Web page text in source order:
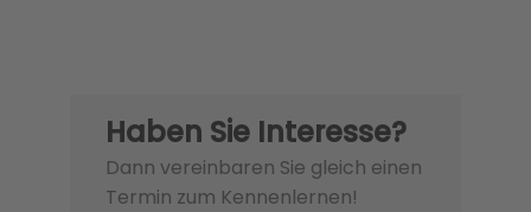
Haben Sie Interesse?
Dann vereinbaren Sie gleich einen
Termin zum Kennenlernen!